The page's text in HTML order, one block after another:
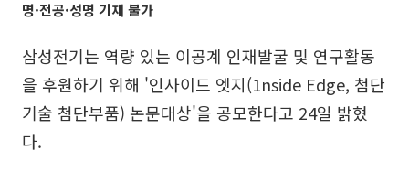
명·전공·성명 기재 불가
삼성전기는 역량 있는 이공계 인재발굴 및 연구활동
을 후원하기 위해 '인사이드 엣지(1nside Edge, 첨단
기술 첨단부품) 논문대상'을 공모한다고 24일 밝혔
다.